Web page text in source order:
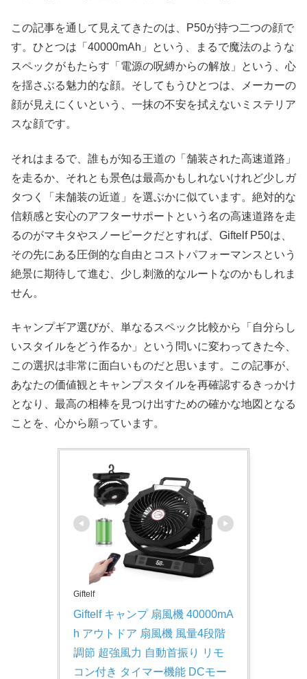
この記事を通して見えてきたのは、P50が持つ二つの顔で
す。ひとつは「40000mAh」という、まるで魔法のような
スペックがもたらす「電源の呪縛からの解放」という、心
を揺さぶる魅力的な顔。そしてもうひとつは、メーカーの
顔が見えにくいという、一抹の不安を拭えないミステリア
スな顔です。
それはまるで、誰もが知る王道の「舗装された高速道路」
を走るか、それとも景色は最高かもしれないけれど少しガ
タつく「未舗装の近道」を選ぶかに似ています。絶対的な
信頼感と安心のアフターサポートという名の高速道路を走
るのがマキタやスノーピークだとすれば、Giftelf P50は、
その先にある圧倒的な自由とコストパフォーマンスという
絶景に期待して進む、少し刺激的なルートなのかもしれま
せん。
キャンプギア選びが、単なるスペック比較から「自分らし
いスタイルをどう作るか」という問いに変わってきた今、
この選択は非常に面白いものだと思います。この記事が、
あなたの価値観とキャンプスタイルを再確認するきっかけ
となり、最高の相棒を見つけ出すための確かな地図となる
ことを、心から願っています。
Giftelf
Giftelf キャンプ 扇風機 40000mA
h アウトドア 扇風機 風量4段階
調節 超強風力 自動首振り リモ
コン付き タイマー機能 DCモー